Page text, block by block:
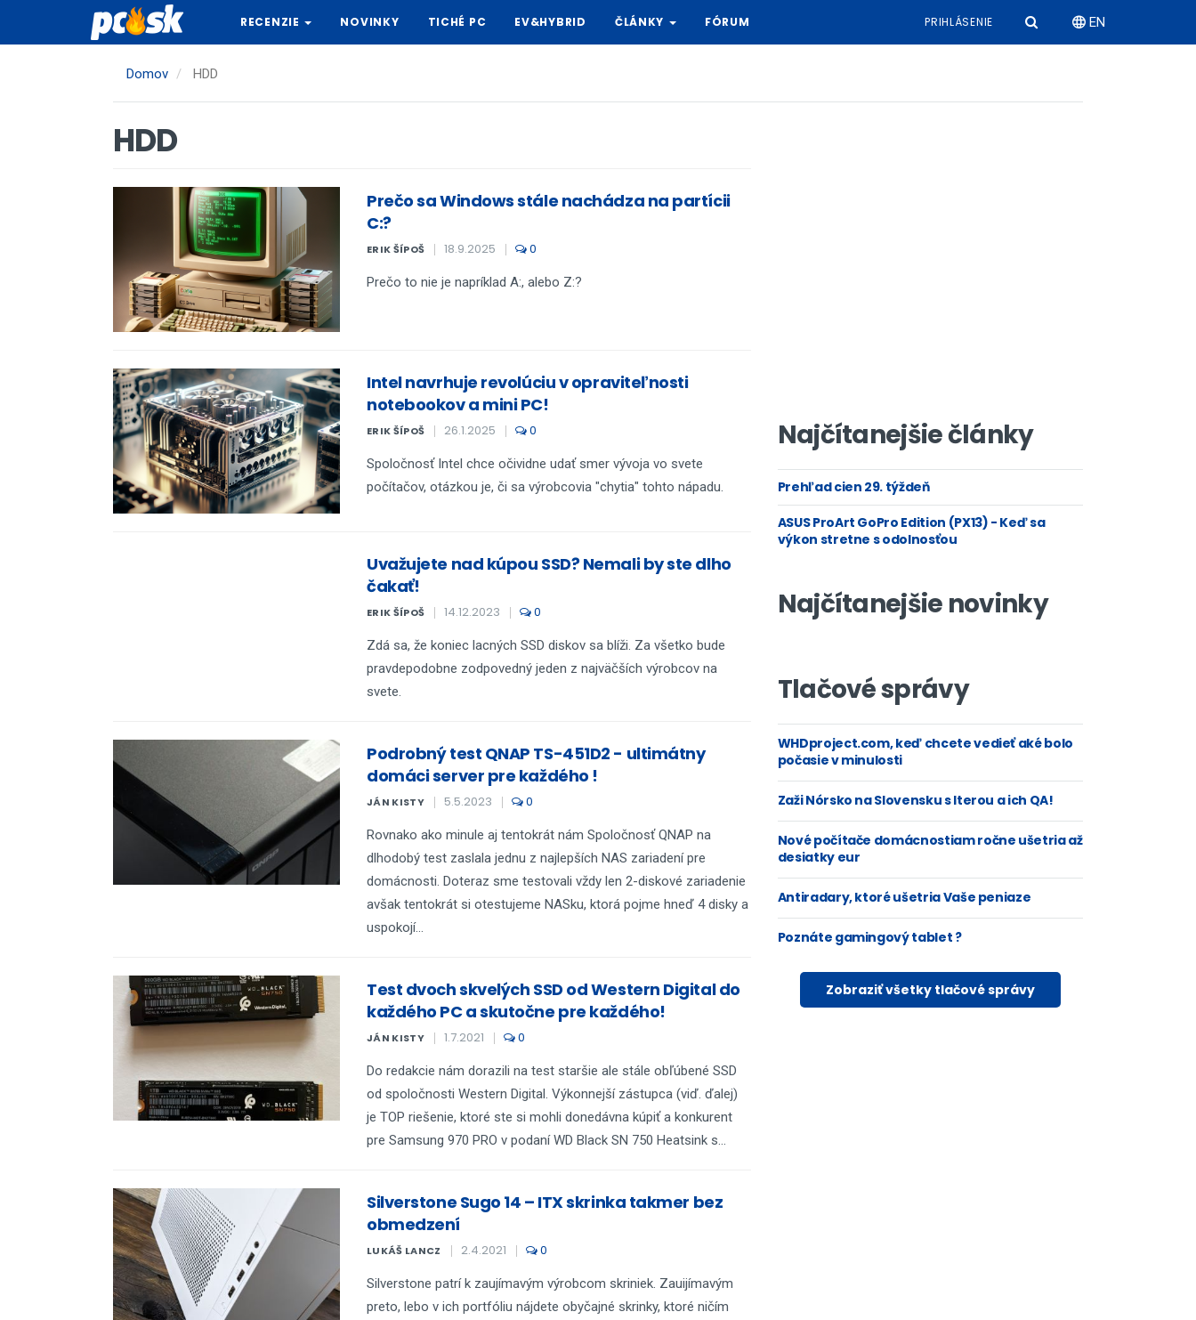
hlavný
RECENZIE NOVINKY TICHÉ PC EV&HYBRID ČLÁNKY FÓRUM PRIHLÁSENIE EN
Domov HDD
HDD
Prečo sa Windows stále nachádza na partícii
C:?
ERIK ŠÍPOŠ 18.9.2025 0
Prečo to nie je napríklad A:, alebo Z:?
Intel navrhuje revolúciu v opraviteľnosti
notebookov a mini PC!
ERIK ŠÍPOŠ 26.1.2025 0
Spoločnosť Intel chce očividne udať smer vývoja vo svete
počítačov, otázkou je, či sa výrobcovia "chytia" tohto nápadu.
Uvažujete nad kúpou SSD? Nemali by ste dlho
čakať!
ERIK ŠÍPOŠ 14.12.2023 0
Zdá sa, že koniec lacných SSD diskov sa blíži. Za všetko bude
pravdepodobne zodpovedný jeden z najväčších výrobcov na
svete.
Podrobný test QNAP TS-451D2 - ultimátny
domáci server pre každého !
JÁN KISTY 5.5.2023 0
Rovnako ako minule aj tentokrát nám Spoločnosť QNAP na
dlhodobý test zaslala jednu z najlepších NAS zariadení pre
domácnosti. Doteraz sme testovali vždy len 2-diskové zariadenie
avšak tentokrát si otestujeme NASku, ktorá pojme hneď 4 disky a
uspokojí...
Test dvoch skvelých SSD od Western Digital do
každého PC a skutočne pre každého!
JÁN KISTY 1.7.2021 0
Do redakcie nám dorazili na test staršie ale stále obľúbené SSD
od spoločnosti Western Digital. Výkonnejší zástupca (viď. ďalej)
je TOP riešenie, ktoré ste si mohli donedávna kúpiť a konkurent
pre Samsung 970 PRO v podaní WD Black SN 750 Heatsink s...
Silverstone Sugo 14 – ITX skrinka takmer bez
obmedzení
LUKÁŠ LANCZ 2.4.2021 0
Silverstone patrí k zaujímavým výrobcom skriniek. Zauijímavým
preto, lebo v ich portfóliu nájdete obyčajné skrinky, ktoré ničím
Najčítanejšie články
Prehľad cien 29. týždeň
ASUS ProArt GoPro Edition (PX13) - Keď sa
výkon stretne s odolnosťou
Najčítanejšie novinky
Tlačové správy
WHDproject.com, keď chcete vedieť aké bolo
počasie v minulosti
Zaži Nórsko na Slovensku s Iterou a ich QA!
Nové počítače domácnostiam ročne ušetria až
desiatky eur
Antiradary, ktoré ušetria Vaše peniaze
Poznáte gamingový tablet ?
Zobraziť všetky tlačové správy